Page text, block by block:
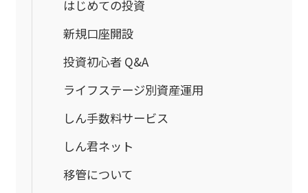
はじめての投資
新規口座開設
投資初心者 Q&A
ライフステージ別資産運用
しん手数料サービス
しん君ネット
移管について